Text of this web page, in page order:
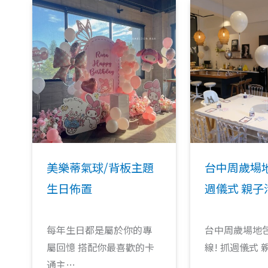
美樂蒂氣球/背板主題
生日佈置
每年生日都是屬於你的專
屬回憶 搭配你最喜歡的卡
通主…
台中周歲場
週儀式 親子
台中周歲場地
線! 抓週儀式